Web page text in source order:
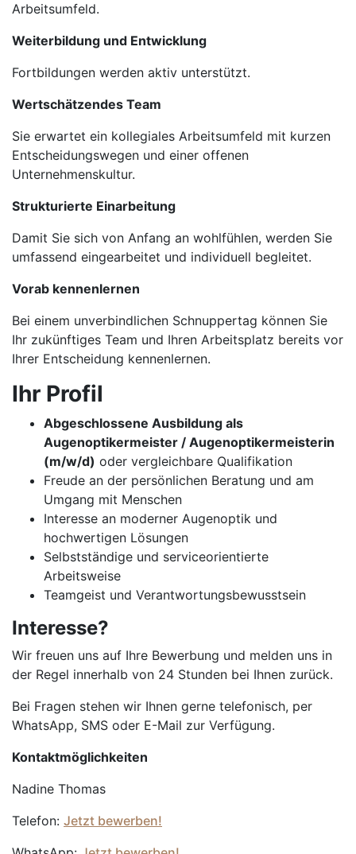
Arbeitsumfeld.
Weiterbildung und Entwicklung
Fortbildungen werden aktiv unterstützt.
Wertschätzendes Team
Sie erwartet ein kollegiales Arbeitsumfeld mit kurzen
Entscheidungswegen und einer offenen
Unternehmenskultur.
Strukturierte Einarbeitung
Damit Sie sich von Anfang an wohlfühlen, werden Sie
umfassend eingearbeitet und individuell begleitet.
Vorab kennenlernen
Bei einem unverbindlichen Schnuppertag können Sie
Ihr zukünftiges Team und Ihren Arbeitsplatz bereits vor
Ihrer Entscheidung kennenlernen.
Ihr Profil
Abgeschlossene Ausbildung als
Augenoptikermeister / Augenoptikermeisterin
(m/w/d) oder vergleichbare Qualifikation
Freude an der persönlichen Beratung und am
Umgang mit Menschen
Interesse an moderner Augenoptik und
hochwertigen Lösungen
Selbstständige und serviceorientierte
Arbeitsweise
Teamgeist und Verantwortungsbewusstsein
Interesse?
Wir freuen uns auf Ihre Bewerbung und melden uns in
der Regel innerhalb von 24 Stunden bei Ihnen zurück.
Bei Fragen stehen wir Ihnen gerne telefonisch, per
WhatsApp, SMS oder E-Mail zur Verfügung.
Kontaktmöglichkeiten
Nadine Thomas
Telefon: Jetzt bewerben!